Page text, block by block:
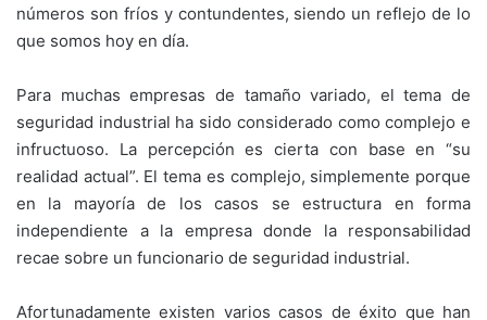
números son fríos y contundentes, siendo un reflejo de lo
que somos hoy en día.
Para muchas empresas de tamaño variado, el tema de
seguridad industrial ha sido considerado como complejo e
infructuoso. La percepción es cierta con base en “su
realidad actual”. El tema es complejo, simplemente porque
en la mayoría de los casos se estructura en forma
independiente a la empresa donde la responsabilidad
recae sobre un funcionario de seguridad industrial.
Afortunadamente existen varios casos de éxito que han